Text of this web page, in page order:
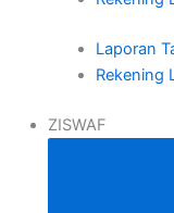
Laporan
Rekening
ZISWAF